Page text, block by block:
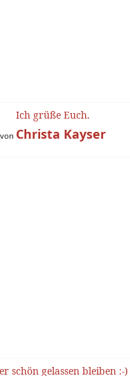
Ich grüße Euch.
von Christa Kayser
schön gelassen bleiben :-)